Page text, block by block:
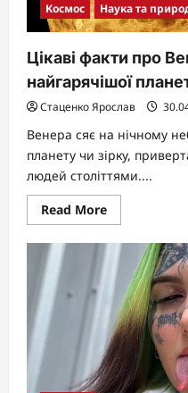
Космос Наука та
Цікаві факти про
найгарячішої
Стаценко Ярослав
Венера сяє на нічному
планету чи зірку,
людей століттями....
Read MoreRead
more
Цікаві
факти
про
Венеру:
таємниці
планети
Сонячної
системи